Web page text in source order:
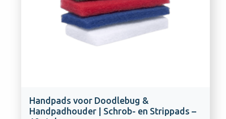
Handpads voor Doodlebug &
Handpadhouder | Schrob- en Strippads –